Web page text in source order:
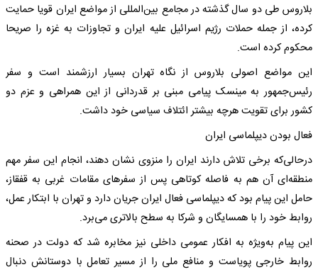
بلاروس طی دو سال گذشته در مجامع بین‌المللی از مواضع ایران قویا حمایت
کرده، از جمله حملات رژیم اسرائیل علیه ایران و تجاوزات به غزه را صریحا
محکوم کرده است.
این مواضع اصولی بلاروس از نگاه تهران بسیار ارزشمند است و سفر
رئیس‌جمهور به مینسک پیامی مبنی بر قدردانی از این همراهی و عزم دو
کشور برای تقویت هرچه بیشتر ائتلاف سیاسی خود داشت.
فعال بودن دیپلماسی ایران
درحالی‌که برخی تلاش دارند ایران را منزوی نشان دهند، انجام این سفر مهم
منطقه‌ای آن‌ هم به فاصله کوتاهی پس از سفرهای مقامات غربی به قفقاز،
حامل این پیام بود که دیپلماسی فعال ایران جریان دارد و تهران با ابتکار عمل،
روابط خود را با همسایگان و شرکا به سطح بالاتری می‌برد.
این پیام به‌ویژه به افکار عمومی داخلی نیز مخابره شد که دولت در صحنه
روابط خارجی پویاست و منافع ملی را از مسیر تعامل با دوستانش دنبال